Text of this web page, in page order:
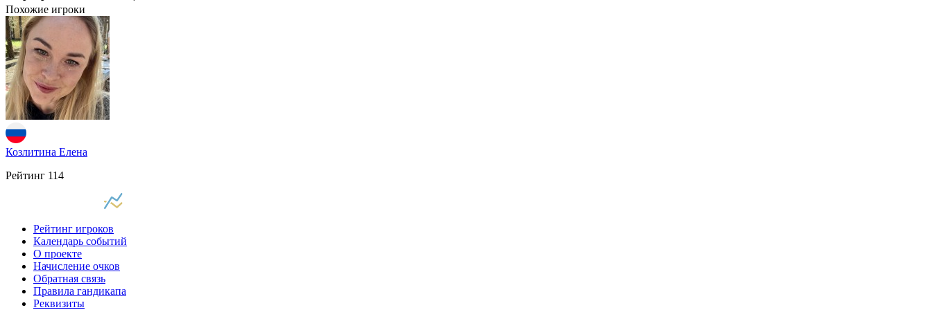
Похожие игроки
Козлитина Елена
Рейтинг 114
Рейтинг игроков
Календарь событий
О проекте
Начисление очков
Обратная связь
Правила гандикапа
Реквизиты